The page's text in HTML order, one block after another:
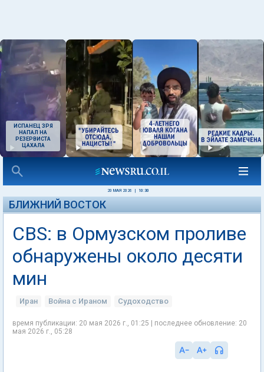
ИСПАНЕЦ ЗРЯ
НАПАЛ НА
РЕЗЕРВИСТА
ЦАХАЛА
20 МАЯ 2026 10:30
БЛИЖНИЙ ВОСТОК
CBS: в Ормузском проливе
обнаружены около десяти
мин
Иран Война с Ираном Судоходство
время публикации: 20 мая 2026 г., 01:25 | последнее обновление: 20
мая 2026 г., 05:28